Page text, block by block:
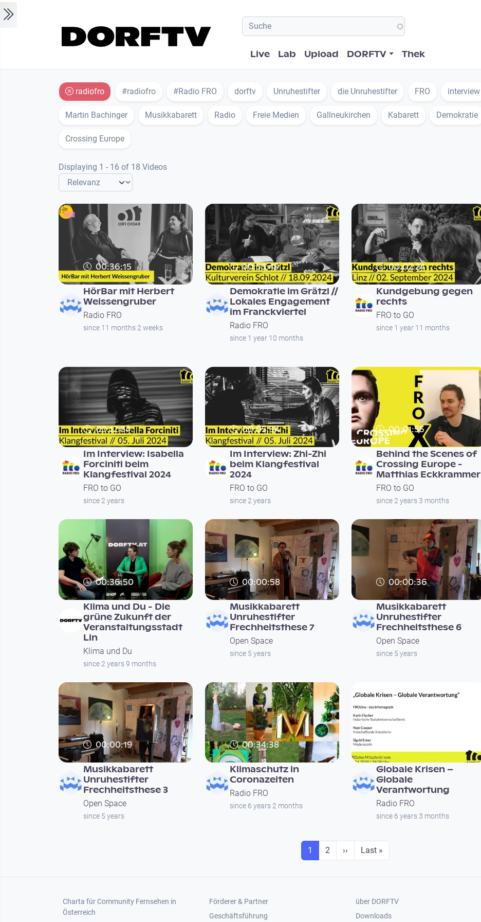
Hauptnavigation
Live Lab Upload DORFTV Thek
radiofro #radiofro #Radio FRO dorftv Unruhestifter die Unruhestifter FRO interview
Martin Bachinger Musikkabarett Radio Freie Medien Gallneukirchen Kabarett Demokratie
Crossing Europe
Displaying 1 - 16 of 18 Videos
00:36:15
HörBar mit Herbert
Weissengruber
Radio FRO
since 11 months 2 weeks
00:55:49
Demokratie im Grätzl //
Lokales Engagement
im Franckviertel
Radio FRO
since 1 year 10 months
00:02:24
Kundgebung gegen
rechts
FRO to GO
since 1 year 11 months
00:12:34
Im Interview: Isabella
Forciniti beim
Klangfestival 2024
FRO to GO
since 2 years
00:05:34
Im Interview: Zhi-Zhi
beim Klangfestival
2024
FRO to GO
since 2 years
00:01:55
Behind the Scenes of
Crossing Europe -
Matthias Eckkrammer
FRO to GO
since 2 years 3 months
00:36:50
Klima und Du - Die
grüne Zukunft der
Veranstaltungsstadt
Lin
Klima und Du
since 2 years 9 months
00:00:58
Musikkabarett
Unruhestifter
Frechheitsthese 7
Open Space
since 5 years
00:00:36
Musikkabarett
Unruhestifter
Frechheitsthese 6
Open Space
since 5 years
00:00:19
Musikkabarett
Unruhestifter
Frechheitsthese 3
Open Space
since 5 years
00:34:38
Klimaschutz in
Coronazeiten
Radio FRO
since 6 years 2 months
Globale Krisen –
Globale
Verantwortung
Radio FRO
since 6 years 3 months
Seite
1 Seite
2 Next page
›› Last page
Last »
Footer 1
Charta für Community Fernsehen in
Österreich
Footer 2
Förderer & Partner
Geschäftsführung
Footer 3
über DORFTV
Downloads